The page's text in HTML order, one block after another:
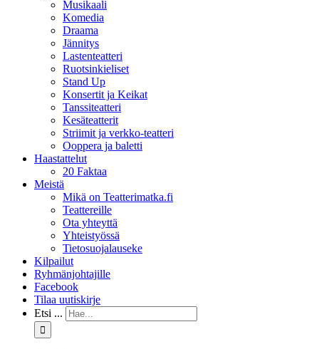
Musikaali
Komedia
Draama
Jännitys
Lastenteatteri
Ruotsinkieliset
Stand Up
Konsertit ja Keikat
Tanssiteatteri
Kesäteatterit
Striimit ja verkko-teatteri
Ooppera ja baletti
Haastattelut
20 Faktaa
Meistä
Mikä on Teatterimatka.fi
Teattereille
Ota yhteyttä
Yhteistyössä
Tietosuojalauseke
Kilpailut
Ryhmänjohtajille
Facebook
Tilaa uutiskirje
Etsi ...